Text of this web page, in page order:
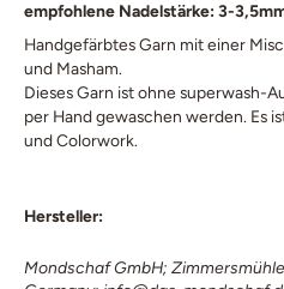
empfohlene Nadelstärke: 3-
Handgefärbtes Garn mit einer
und Masham.
Dieses Garn ist ohne superwash-
per Hand gewaschen werden. Es
und Colorwork.
Hersteller:
Mondschaf GmbH;